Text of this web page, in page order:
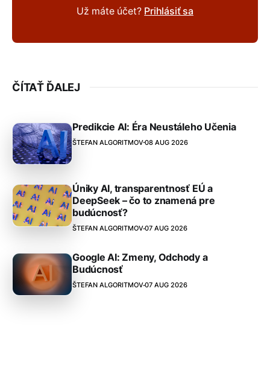
Už máte účet? Prihlásiť sa
ČÍTAŤ ĎALEJ
Predikcie AI: Éra Neustáleho Učenia
ŠTEFAN ALGORITMOV08 AUG 2026
Úniky AI, transparentnosť EÚ a
DeepSeek – čo to znamená pre
budúcnosť?
ŠTEFAN ALGORITMOV07 AUG 2026
Google AI: Zmeny, Odchody a
Budúcnosť
ŠTEFAN ALGORITMOV07 AUG 2026